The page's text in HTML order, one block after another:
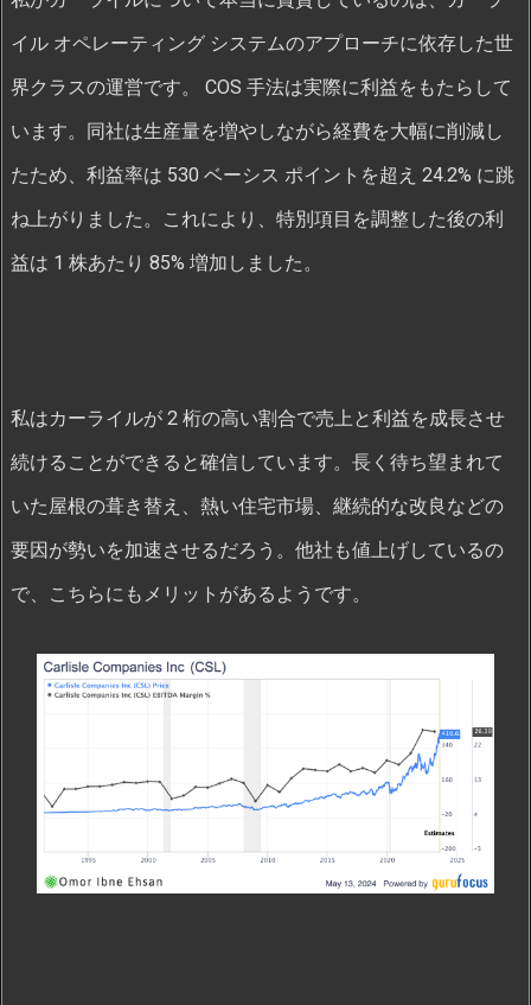
イル オペレーティング システムのアプローチに依存した世
界クラスの運営です。 COS 手法は実際に利益をもたらして
います。同社は生産量を増やしながら経費を大幅に削減し
たため、利益率は 530 ベーシス ポイントを超え 24.2% に跳
ね上がりました。これにより、特別項目を調整した後の利
益は 1 株あたり 85% 増加しました。
私はカーライルが 2 桁の高い割合で売上と利益を成長させ
続けることができると確信しています。長く待ち望まれて
いた屋根の葺き替え、熱い住宅市場、継続的な改良などの
要因が勢いを加速させるだろう。他社も値上げしているの
で、こちらにもメリットがあるようです。